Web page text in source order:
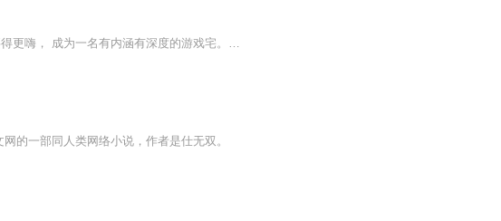
不知道玩什么？不是问题！ 每周日晚锁定云玩家，河蟹带你玩得更潮，耍得更嗨， 成为一名有内涵有深度的游戏宅。 (。-`ω´-)
的一部同人类网络小说，作者是仕无双。